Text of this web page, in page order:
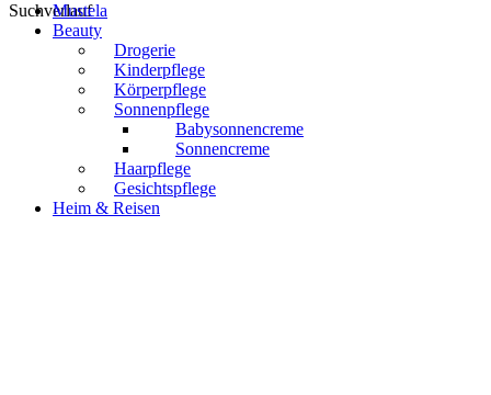
Suchverlauf
Mustela
Beauty
Drogerie
Kinderpflege
Körperpflege
Sonnenpflege
Babysonnencreme
Sonnencreme
Haarpflege
Gesichtspflege
Heim & Reisen